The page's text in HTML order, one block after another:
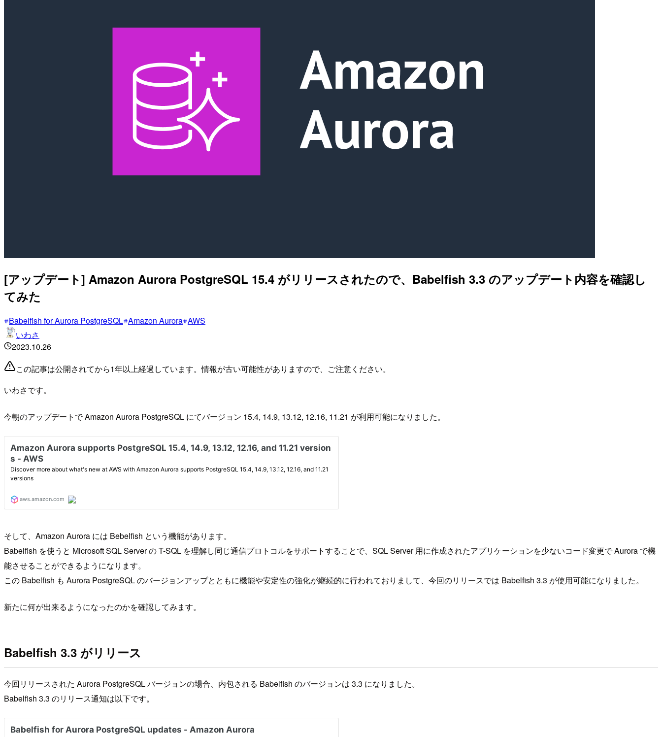
[アップデート] Amazon Aurora PostgreSQL 15.4 がリリースされたので、Babelfish 3.3 のアップデート内容を確認し
てみた
Babelfish for Aurora PostgreSQL Amazon Aurora AWS
いわさ
2023.10.26
この記事は公開されてから1年以上経過しています。情報が古い可能性がありますので、ご注意ください。
いわさです。
今朝のアップデートで Amazon Aurora PostgreSQL にてバージョン 15.4, 14.9, 13.12, 12.16, 11.21 が利用可能になりました。
そして、Amazon Aurora には Bebelfish という機能があります。
Babelfish を使うと Microsoft SQL Server の T-SQL を理解し同じ通信プロトコルをサポートすることで、SQL Server 用に作成されたアプリケーションを少ないコード変更で Aurora で機
能させることができるようになります。
この Babelfish も Aurora PostgreSQL のバージョンアップとともに機能や安定性の強化が継続的に行われておりまして、今回のリリースでは Babelfish 3.3 が使用可能になりました。
新たに何が出来るようになったのかを確認してみます。
Babelfish 3.3 がリリース
今回リリースされた Aurora PostgreSQL バージョンの場合、内包される Babelfish のバージョンは 3.3 になりました。
Babelfish 3.3 のリリース通知は以下です。